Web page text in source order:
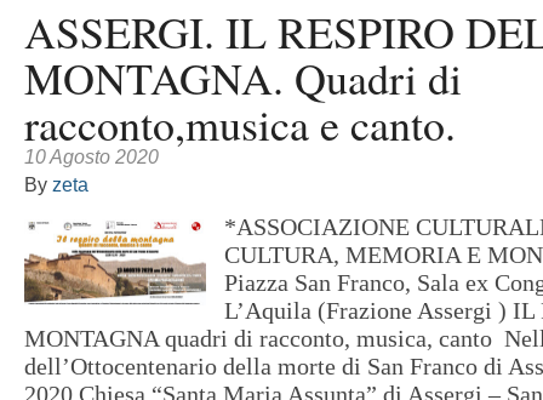
ASSERGI. IL RESPIRO
MONTAGNA. Quadri di
racconto,musica e canto.
10 Agosto 2020
By zeta
*ASSOCIAZIONE
CULTURA, MEMORIA E
Piazza San Franco, Sala ex
L’Aquila (Frazione Assergi )
MONTAGNA quadri di racconto, musica, canto
dell’Ottocentenario della morte di San Franco di
2020 Chiesa “Santa Maria Assunta” di Assergi –